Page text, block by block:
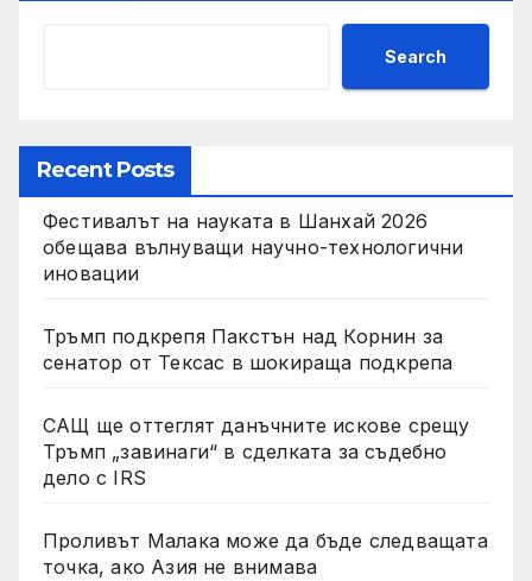
Search
Recent Posts
Фестивалът на науката в Шанхай 2026
обещава вълнуващи научно-технологични
иновации
Тръмп подкрепя Пакстън над Корнин за
сенатор от Тексас в шокираща подкрепа
САЩ ще оттеглят данъчните искове срещу
Тръмп „завинаги“ в сделката за съдебно
дело с IRS
Проливът Малака може да бъде следващата
точка, ако Азия не внимава